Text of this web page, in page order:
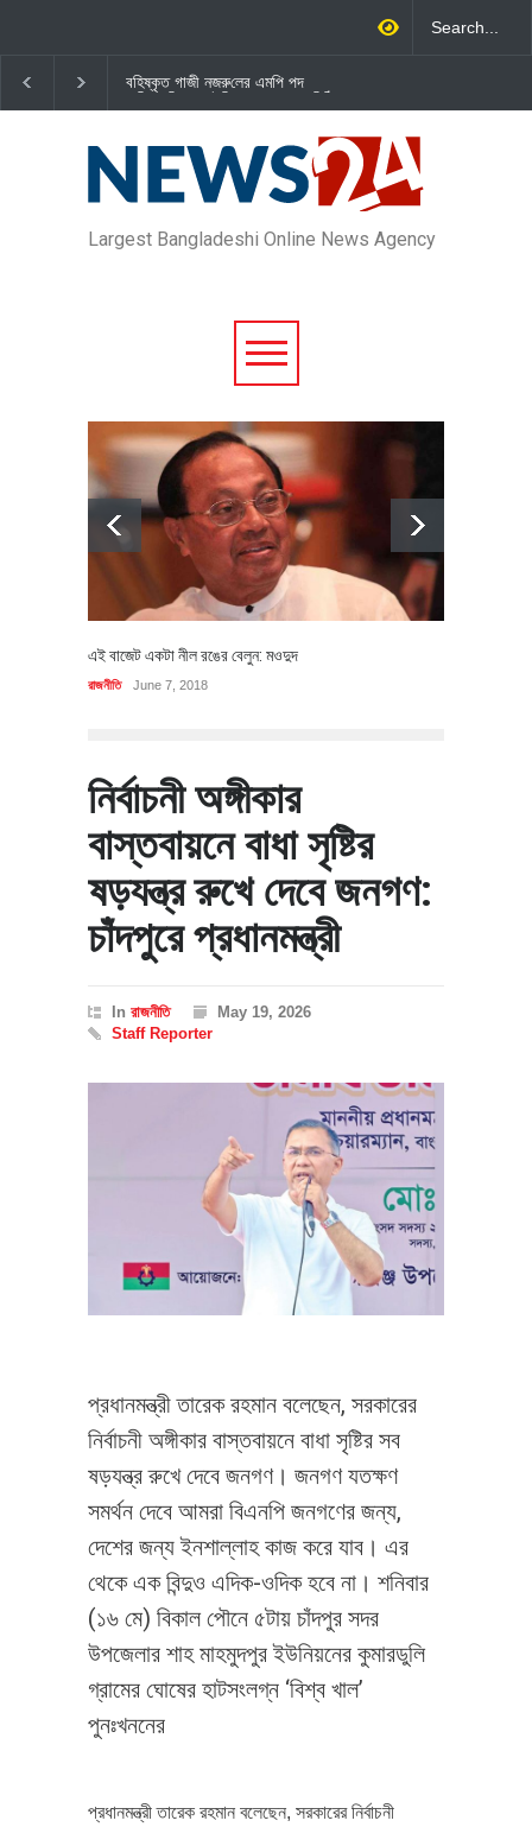
জামায়াত এমপি গাজী নজরুল ইসলামকে
দল থেকে বহিষ্কার
প্রধানমন্ত্রী
Largest Bangladeshi Online News Agency
এই বাজেট একটা নীল রঙের বেলুন: মওদুদ
রাজনীতি June 7, 2018
নির্বাচনী অঙ্গীকার
বাস্তবায়নে বাধা সৃষ্টির
ষড়যন্ত্র রুখে দেবে জনগণ:
চাঁদপুরে প্রধানমন্ত্রী
In রাজনীতি
May 19, 2026
Staff Reporter
প্রধানমন্ত্রী তারেক রহমান বলেছেন, সরকারের
নির্বাচনী অঙ্গীকার বাস্তবায়নে বাধা সৃষ্টির সব
ষড়যন্ত্র রুখে দেবে জনগণ। জনগণ যতক্ষণ
সমর্থন দেবে আমরা বিএনপি জনগণের জন্য,
দেশের জন্য ইনশাল্লাহ কাজ করে যাব। এর
থেকে এক বিন্দুও এদিক-ওদিক হবে না। শনিবার
(১৬ মে) বিকাল পৌনে ৫টায় চাঁদপুর সদর
উপজেলার শাহ মাহমুদপুর ইউনিয়নের কুমারডুলি
গ্রামের ঘোষের হাটসংলগ্ন ‘বিশ্ব খাল’
পুনঃখননের
প্রধানমন্ত্রী তারেক রহমান বলেছেন, সরকারের নির্বাচনী